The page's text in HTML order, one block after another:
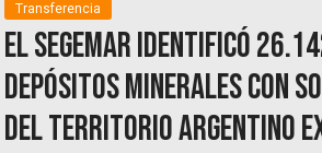
Transferencia
El Segemar identificó
depósitos minerales con
del territorio argentino